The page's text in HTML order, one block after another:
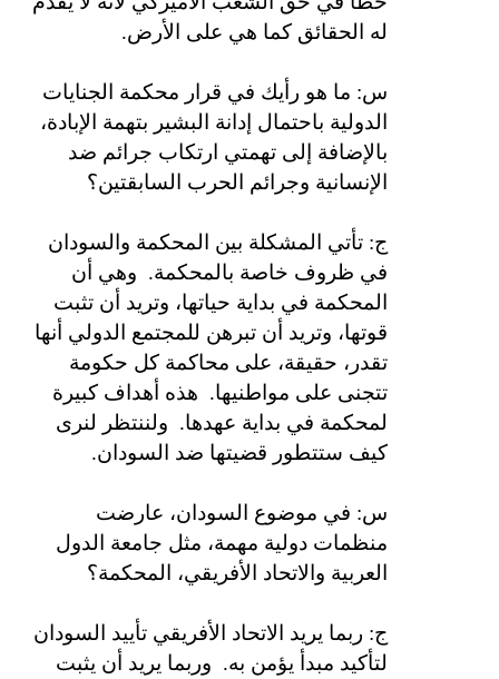
له الحقائق كما هي على الأرض.
س: ما هو رأيك في قرار محكمة الجنايات
الدولية باحتمال إدانة البشير بتهمة الإبادة،
بالإضافة إلى تهمتي ارتكاب جرائم ضد
الإنسانية وجرائم الحرب السابقتين؟
ج: تأتي المشكلة بين المحكمة والسودان
في ظروف خاصة بالمحكمة. وهي أن
المحكمة في بداية حياتها، وتريد أن تثبت
قوتها، وتريد أن تبرهن للمجتمع الدولي أنها
تقدر، حقيقة، على محاكمة كل حكومة
تتجنى على مواطنيها. هذه أهداف كبيرة
لمحكمة في بداية عهدها. ولننتظر لنرى
كيف ستتطور قضيتها ضد السودان.
س: في موضوع السودان، عارضت
منظمات دولية مهمة، مثل جامعة الدول
العربية والاتحاد الأفريقي، المحكمة؟
ج: ربما يريد الاتحاد الأفريقي تأييد السودان
لتأكيد مبدأ يؤمن به. وربما يريد أن يثبت